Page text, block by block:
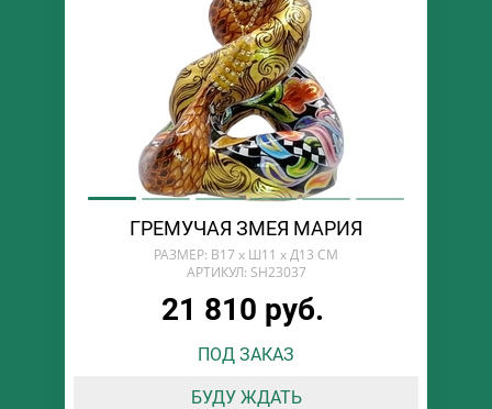
ГРЕМУЧАЯ ЗМЕЯ МАРИЯ
РАЗМЕР: В17 х Ш11 х Д13 СМ
АРТИКУЛ: SH23037
21 810 руб.
ПОД ЗАКАЗ
БУДУ ЖДАТЬ